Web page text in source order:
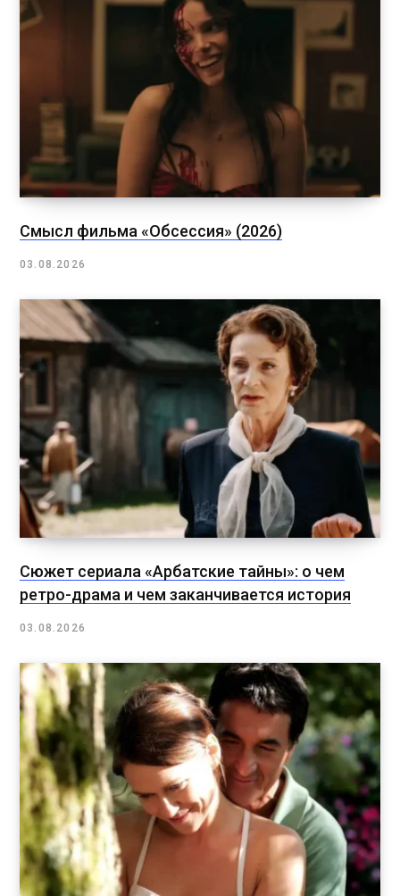
Смысл фильма «Обсессия» (2026)
03.08.2026
Сюжет сериала «Арбатские тайны»: о чем
ретро-драма и чем заканчивается история
03.08.2026